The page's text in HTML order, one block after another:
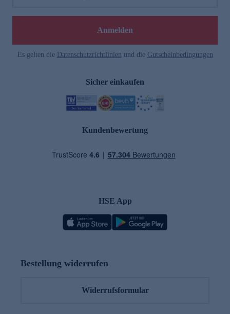
Anmelden
Es gelten die Datenschutzrichtlinien und die Gutscheinbedingungen
Sicher einkaufen
Kundenbewertung
HSE App
Bestellung widerrufen
Widerrufsformular